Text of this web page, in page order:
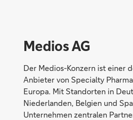
Medios AG
Der Medios-Konzern ist einer
Anbieter von Specialty
Europa. Mit Standorten in
Niederlanden, Belgien und
Unternehmen zentralen